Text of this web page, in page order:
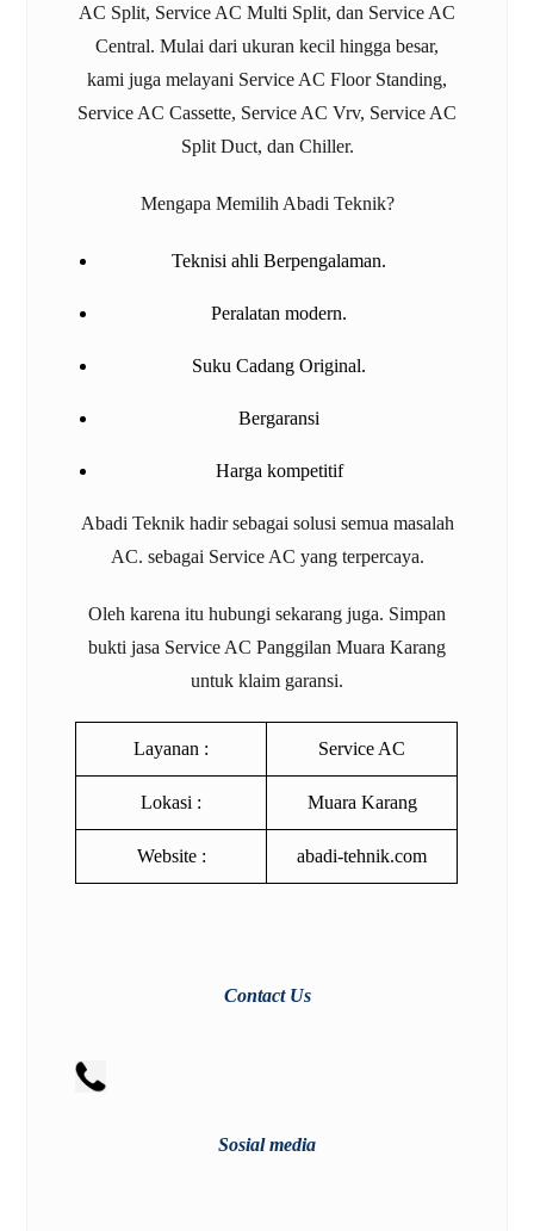
AC Split, Service AC Multi Split, dan Service AC
Central. Mulai dari ukuran kecil hingga besar,
kami juga melayani Service AC Floor Standing,
Service AC Cassette, Service AC Vrv, Service AC
Split Duct, dan Chiller.
Mengapa Memilih Abadi Teknik?
Teknisi ahli Berpengalaman.
Peralatan modern.
Suku Cadang Original.
Bergaransi
Harga kompetitif
Abadi Teknik hadir sebagai solusi semua masalah
AC. sebagai Service AC yang terpercaya.
Oleh karena itu hubungi sekarang juga. Simpan
bukti jasa Service AC Panggilan Muara Karang
untuk klaim garansi.
Layanan : Service AC
Lokasi : Muara Karang
Website : abadi-tehnik.com
Contact Us
Sosial media